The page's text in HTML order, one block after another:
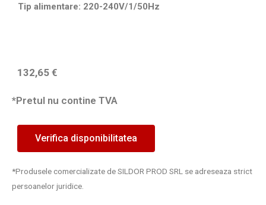
Tip alimentare: 220-240V/1/50Hz
132,65 €
*Pretul nu contine TVA
Verifica disponibilitatea
*Produsele comercializate de SILDOR PROD SRL se adreseaza strict
persoanelor juridice.